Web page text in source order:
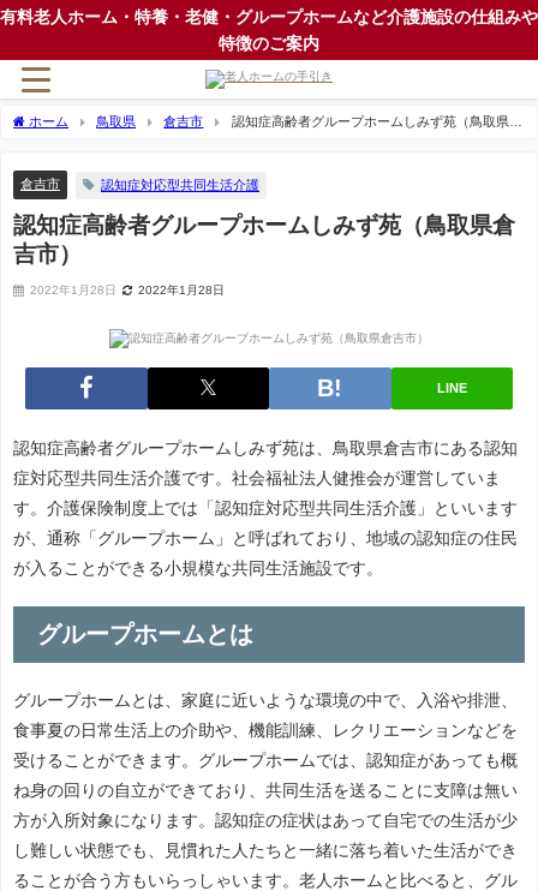
有料老人ホーム・特養・老健・グループホームなど介護施設の仕組みや
特徴のご案内
ホーム 鳥取県 倉吉市
認知症高齢者グループホームしみず苑（鳥取県倉
倉吉市 認知症対応型共同生活介護
認知症高齢者グループホームしみず苑（鳥取県倉
吉市）
2022年1月28日 2022年1月28日
LINE
認知症高齢者グループホームしみず苑は、鳥取県倉吉市にある認知
症対応型共同生活介護です。社会福祉法人健推会が運営していま
す。介護保険制度上では「認知症対応型共同生活介護」といいます
が、通称「グループホーム」と呼ばれており、地域の認知症の住民
が入ることができる小規模な共同生活施設です。
グループホームとは
グループホームとは、家庭に近いような環境の中で、入浴や排泄、
食事夏の日常生活上の介助や、機能訓練、レクリエーションなどを
受けることができます。グループホームでは、認知症があっても概
ね身の回りの自立ができており、共同生活を送ることに支障は無い
方が入所対象になります。認知症の症状はあって自宅での生活が少
し難しい状態でも、見慣れた人たちと一緒に落ち着いた生活ができ
ることが合う方もいらっしゃいます。老人ホームと比べると、グル